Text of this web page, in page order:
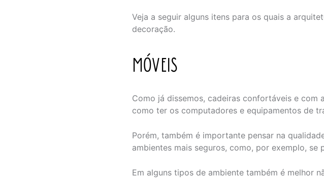
Veja a seguir alguns itens para os quais a
decoração.
MÓVEIS
Como já dissemos, cadeiras confortáveis e com
como ter os computadores e equipamentos de
Porém, também é importante pensar na
ambientes mais seguros, como, por exemplo, se
Em alguns tipos de ambiente também é melhor